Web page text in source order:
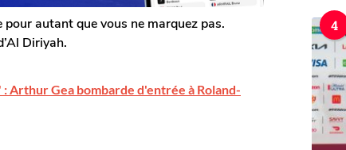
autant que vous ne marquez pas.
Diriyah.
: Arthur Gea bombarde d'entrée à Roland-
4